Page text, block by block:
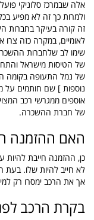
ולמרות כך זה לא מפיע
זה קורה בעיקר בחברות
לאומיים, במקרה כזה
שימו לב שלחברות
של הטיסות מישראל
נוספות ] שם חותמים על
אוספים ממגרשי רכב
של חברת ההשכרה.
האם ההזמנה
כן, ההזמנה חייבת להיות
לא חייב להיות שלו. בעת
אך את הרכב ימסרו רק
בקרת הרכב